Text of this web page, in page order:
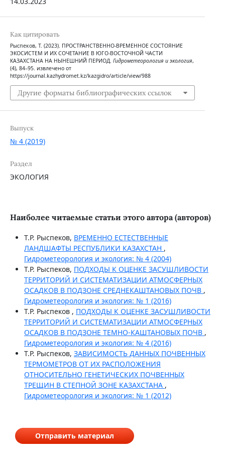
Как цитировать
Рыспеков, Т. (2023). ПРОСТРАНСТВЕННО-ВРЕМЕННОЕ СОСТОЯНИЕ
ЭКОСИСТЕМ И ИХ СОЧЕТАНИЕ В ЮГО-ВОСТОЧНОЙ ЧАСТИ
КАЗАХСТАНА НА НЫНЕШНИЙ ПЕРИОД. Гидрометеорология и экология,
(4), 84–95. извлечено от
https://journal.kazhydromet.kz/kazgidro/article/view/988
Другие форматы библиографических ссылок
Выпуск
№ 4 (2019)
Раздел
ЭКОЛОГИЯ
Наиболее читаемые статьи этого автора (авторов)
Т.Р. Рыспеков, ВРЕМЕННО ЕСТЕСТВЕННЫЕ
ЛАНДШАФТЫ РЕСПУБЛИКИ КАЗАХСТАН ,
Гидрометеорология и экология: № 4 (2004)
Т.Р. Рыспеков, ПОДХОДЫ К ОЦЕНКЕ ЗАСУШЛИВОСТИ
ТЕРРИТОРИЙ И СИСТЕМАТИЗАЦИИ АТМОСФЕРНЫХ
ОСАДКОВ В ПОДЗОНЕ СРЕДНЕКАШТАНОВЫХ ПОЧВ ,
Гидрометеорология и экология: № 1 (2016)
Т.Р. Рыспеков , ПОДХОДЫ К ОЦЕНКЕ ЗАСУШЛИВОСТИ
ТЕРРИТОРИЙ И СИСТЕМАТИЗАЦИИ АТМОСФЕРНЫХ
ОСАДКОВ В ПОДЗОНЕ ТЕМНО-КАШТАНОВЫХ ПОЧВ ,
Гидрометеорология и экология: № 4 (2016)
Т.Р. Рыспеков, ЗАВИСИМОСТЬ ДАННЫХ ПОЧВЕННЫХ
ТЕРМОМЕТРОВ ОТ ИХ РАСПОЛОЖЕНИЯ
ОТНОСИТЕЛЬНО ГЕНЕТИЧЕСКИХ ПОЧВЕННЫХ
ТРЕЩИН В СТЕПНОЙ ЗОНЕ КАЗАХСТАНА ,
Гидрометеорология и экология: № 1 (2012)
Отправить материал